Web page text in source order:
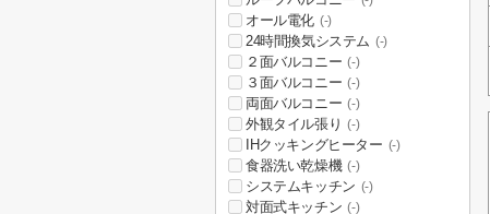
オール電化 (-)
24時間換気システム (-)
２面バルコニー (-)
３面バルコニー (-)
両面バルコニー (-)
外観タイル張り (-)
IHクッキングヒーター (-)
食器洗い乾燥機 (-)
システムキッチン (-)
対面式キッチン (-)